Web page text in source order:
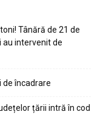
Tânără de 21 de
au intervenit de
de încadrare
țării intră în cod